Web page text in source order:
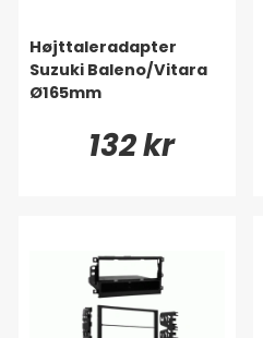
Højttaleradapter
Suzuki Baleno/Vitara
Ø165mm
132 kr